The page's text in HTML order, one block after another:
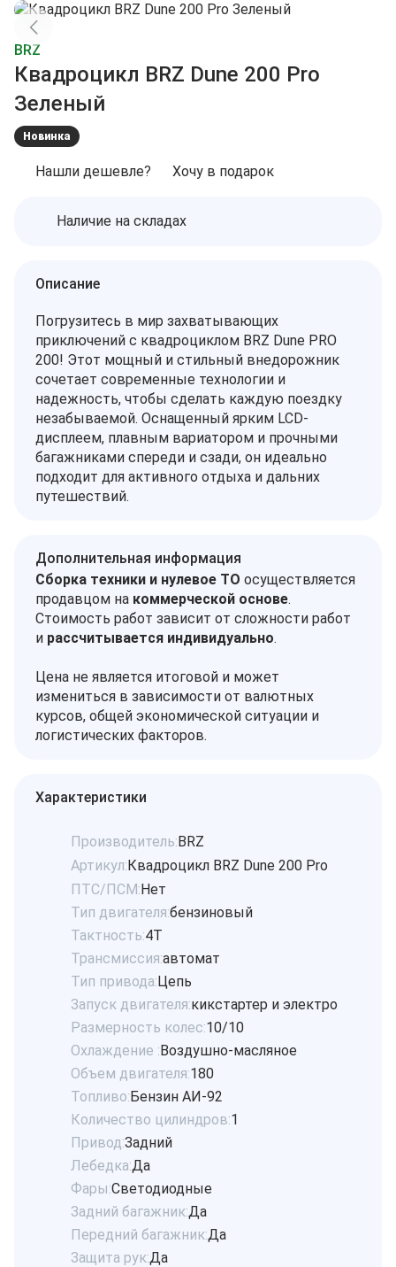
BRZ
Квадроцикл BRZ Dune 200 Pro
Зеленый
Новинка
Нашли дешевле? Хочу в подарок
Наличие на складах
Описание
Погрузитесь в мир захватывающих
приключений с квадроциклом BRZ Dune PRO
200! Этот мощный и стильный внедорожник
сочетает современные технологии и
надежность, чтобы сделать каждую поездку
незабываемой. Оснащенный ярким LCD-
дисплеем, плавным вариатором и прочными
багажниками спереди и сзади, он идеально
подходит для активного отдыха и дальних
путешествий.
Дополнительная информация
Сборка техники и нулевое ТО осуществляется
продавцом на коммерческой основе.
Стоимость работ зависит от сложности работ
и рассчитывается индивидуально.
Цена не является итоговой и может
измениться в зависимости от валютных
курсов, общей экономической ситуации и
логистических факторов.
Характеристики
Производитель:BRZ
Артикул:Квадроцикл BRZ Dune 200 Pro
ПТС/ПСМ:Нет
Тип двигателя:бензиновый
Тактность:4Т
Трансмиссия:автомат
Тип привода:Цепь
Запуск двигателя:кикстартер и электро
Размерность колес:10/10
Охлаждение :Воздушно-масляное
Объем двигателя:180
Топливо:Бензин АИ-92
Количество цилиндров:1
Привод:Задний
Лебедка:Да
Фары:Светодиодные
Задний багажник:Да
Передний багажник:Да
Защита рук:Да